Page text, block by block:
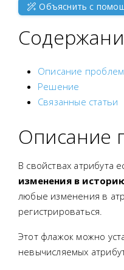
Объяснить с
Описание
Решение
Связанные статьи
Описание
В свойствах атрибута
изменения в
любые изменения в
регистрироваться.
Этот флажок можно
невычисляемых